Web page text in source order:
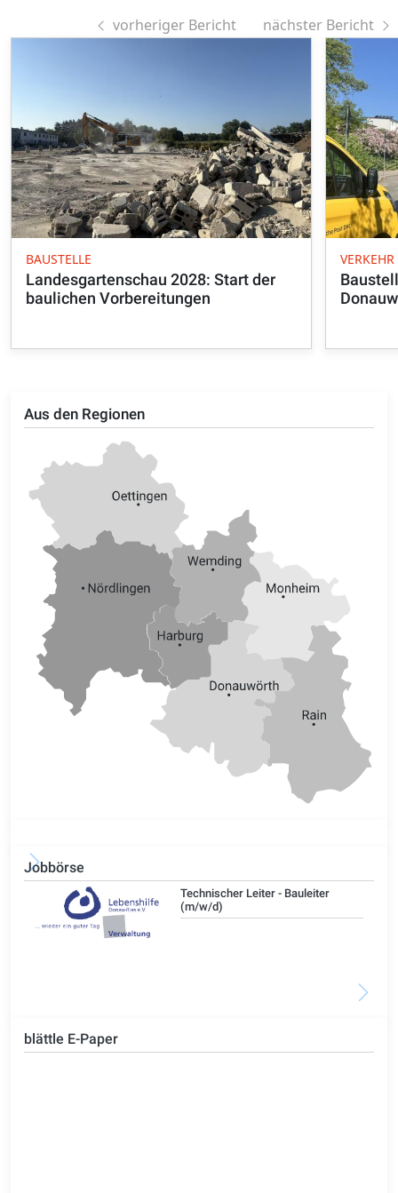
Aus den Regionen
Jobbörse
Technischer Leiter - Bauleiter
(m/w/d)
blättle E-Paper
vorheriger Bericht nächster Bericht
BAUSTELLE
Landesgartenschau 2028: Start der
baulichen Vorbereitungen
VERKEHR